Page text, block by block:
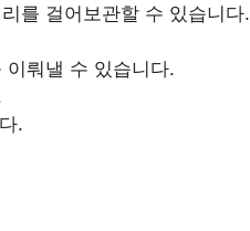
를 걸어보관할 수 있습니다.
이뤄낼 수 있습니다.
.